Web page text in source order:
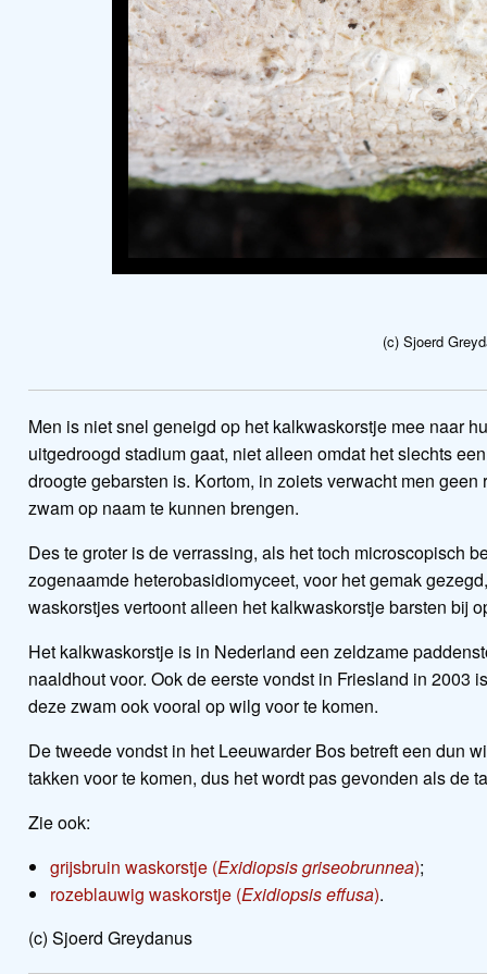
(c) Sjoerd
Men is niet snel geneigd op het kalkwaskorstje mee naar
uitgedroogd stadium gaat, niet alleen omdat het slechts
droogte gebarsten is. Kortom, in zoiets verwacht men
zwam op naam te kunnen brengen.
Des te groter is de verrassing, als het toch microscopisch
zogenaamde heterobasidiomyceet, voor het gemak
waskorstjes vertoont alleen het kalkwaskorstje barsten bij
Het kalkwaskorstje is in Nederland een zeldzame
naaldhout voor. Ook de eerste vondst in Friesland in
deze zwam ook vooral op wilg voor te komen.
De tweede vondst in het Leeuwarder Bos betreft een dun
takken voor te komen, dus het wordt pas gevonden als de
Zie ook:
grijsbruin waskorstje (Exidiopsis griseobrunnea);
rozeblauwig waskorstje (Exidiopsis effusa).
(c) Sjoerd Greydanus